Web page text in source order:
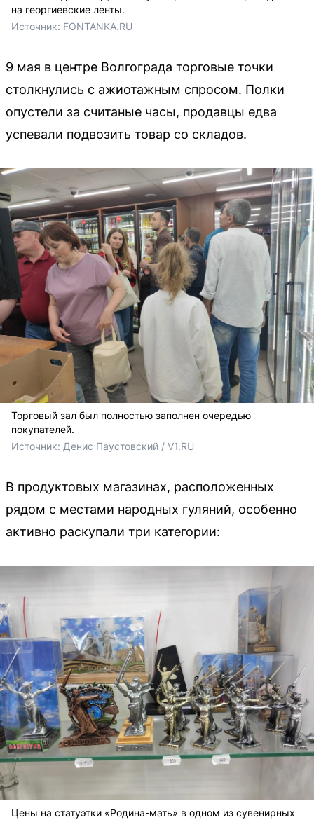
на георгиевские ленты.
Источник: FONTANKA.RU
9 мая в центре Волгограда торговые точки
столкнулись с ажиотажным спросом. Полки
опустели за считаные часы, продавцы едва
успевали подвозить товар со складов.
Торговый зал был полностью заполнен очередью
покупателей.
Источник: Денис Паустовский / V1.RU
В продуктовых магазинах, расположенных
рядом с местами народных гуляний, особенно
активно раскупали три категории:
Цены на статуэтки «Родина-мать» в одном из сувенирных